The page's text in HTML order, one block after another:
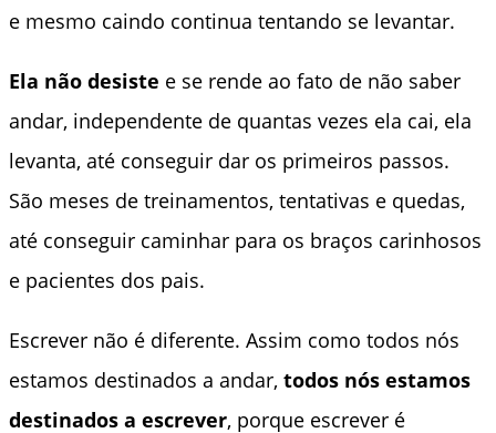
e mesmo caindo continua tentando se levantar.
Ela não desiste e se rende ao fato de não saber
andar, independente de quantas vezes ela cai, ela
levanta, até conseguir dar os primeiros passos.
São meses de treinamentos, tentativas e quedas,
até conseguir caminhar para os braços carinhosos
e pacientes dos pais.
Escrever não é diferente. Assim como todos nós
estamos destinados a andar, todos nós estamos
destinados a escrever, porque escrever é